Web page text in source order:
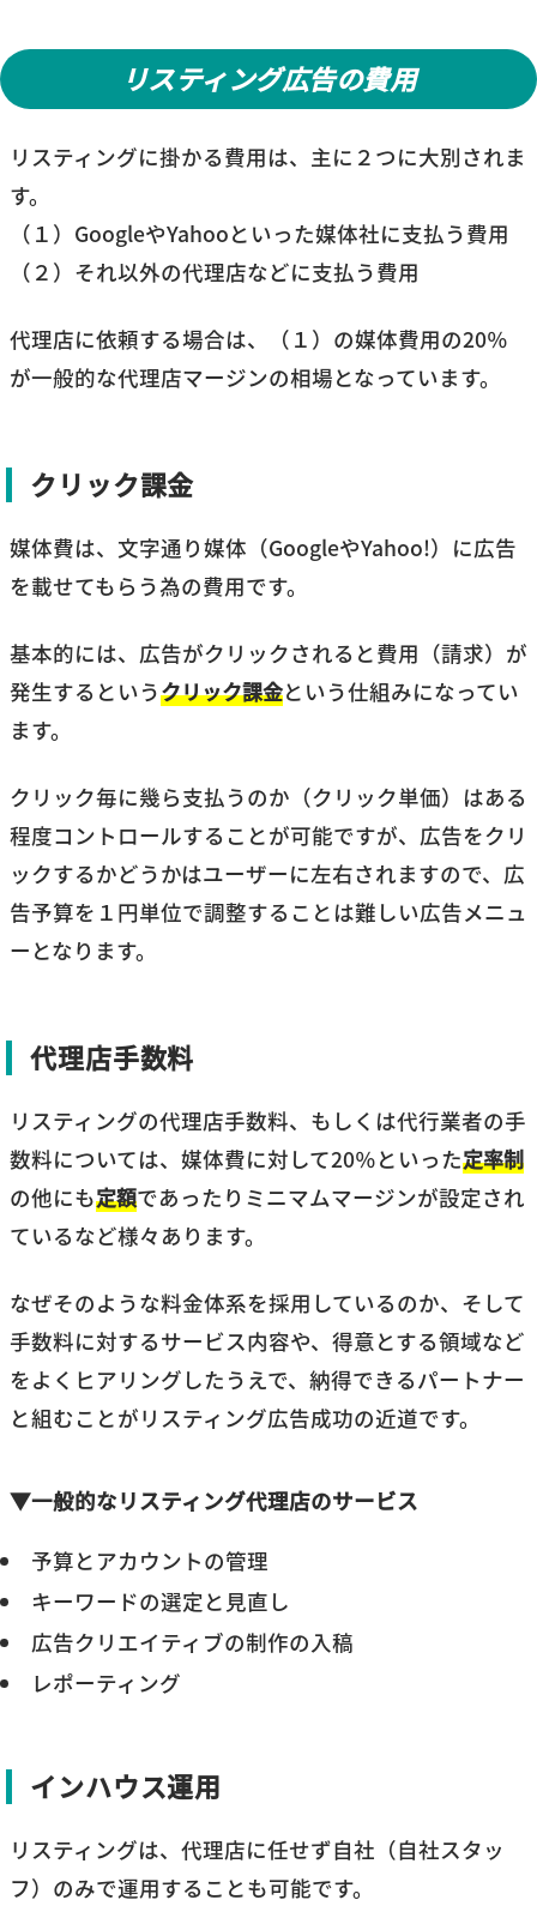
リスティング広告の費用
リスティングに掛かる費用は、主に２つに大別されま
す。
（１）GoogleやYahooといった媒体社に支払う費用
（２）それ以外の代理店などに支払う費用
代理店に依頼する場合は、（１）の媒体費用の20％
が一般的な代理店マージンの相場となっています。
クリック課金
媒体費は、文字通り媒体（GoogleやYahoo!）に広告
を載せてもらう為の費用です。
基本的には、広告がクリックされると費用（請求）が
発生するというクリック課金という仕組みになってい
ます。
クリック毎に幾ら支払うのか（クリック単価）はある
程度コントロールすることが可能ですが、広告をクリ
ックするかどうかはユーザーに左右されますので、広
告予算を１円単位で調整することは難しい広告メニュ
ーとなります。
代理店手数料
リスティングの代理店手数料、もしくは代行業者の手
数料については、媒体費に対して20％といった定率制
の他にも定額であったりミニマムマージンが設定され
ているなど様々あります。
なぜそのような料金体系を採用しているのか、そして
手数料に対するサービス内容や、得意とする領域など
をよくヒアリングしたうえで、納得できるパートナー
と組むことがリスティング広告成功の近道です。
▼一般的なリスティング代理店のサービス
予算とアカウントの管理
キーワードの選定と見直し
広告クリエイティブの制作の入稿
レポーティング
インハウス運用
リスティングは、代理店に任せず自社（自社スタッ
フ）のみで運用することも可能です。